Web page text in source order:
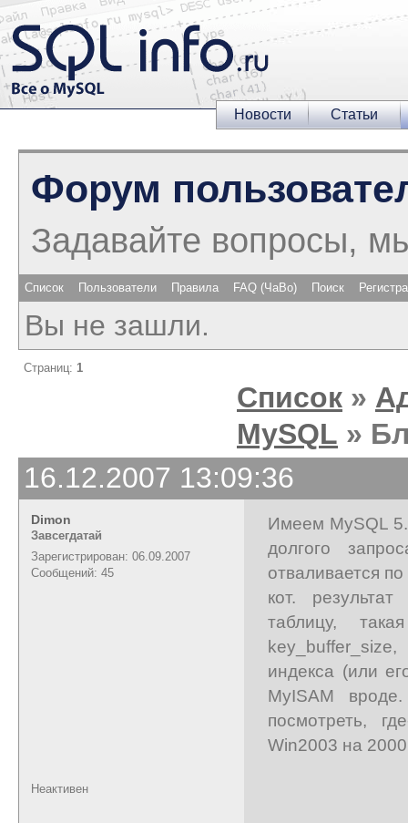
Новости Статьи
Форум
Задавайте вопросы,
Список Пользователи Правила FAQ (ЧаВо) Поиск
Вы не зашли.
Страниц: 1
Список »
MySQL »
16.12.2007 13:09:36
Dimon
Завсегдатай
Зарегистрирован: 06.09.2007
Сообщений: 45
Имеем MySQL
долгого
отваливается
кот.
таблицу,
индекса (или
MyISAM
посмотреть,
Win2003 на 2000
Неактивен